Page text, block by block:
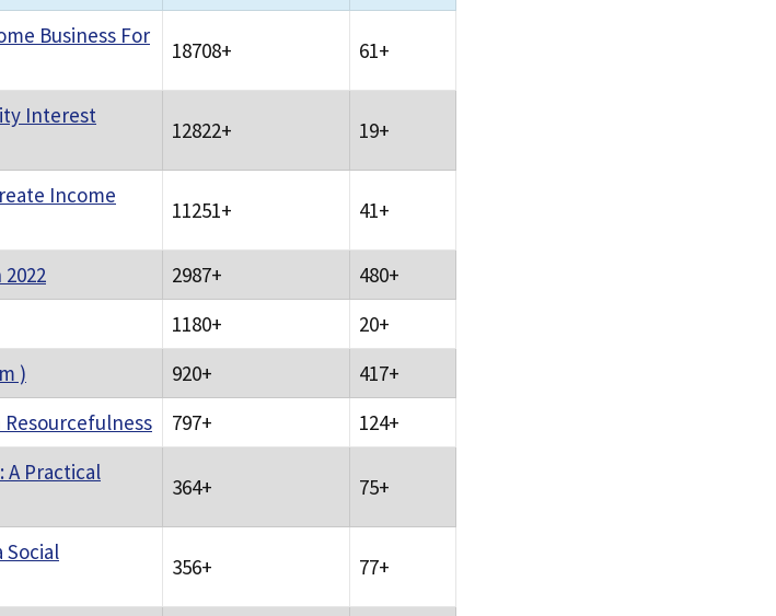
Business For
18708+ 61+
Interest
12822+ 19+
Income
11251+ 41+
2987+
480+
1180+
20+
) 920+
417+
797+
124+
A Practical
364+ 75+
Social
356+ 77+